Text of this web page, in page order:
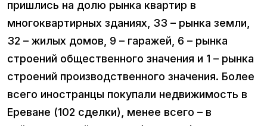
пришлись на долю рынка квартир в
многоквартирных зданиях, 33 – рынка земли,
32 – жилых домов, 9 – гаражей, 6 – рынка
строений общественного значения и 1 – рынка
строений производственного значения. Более
всего иностранцы покупали недвижимость в
Ереване (102 сделки), менее всего – в